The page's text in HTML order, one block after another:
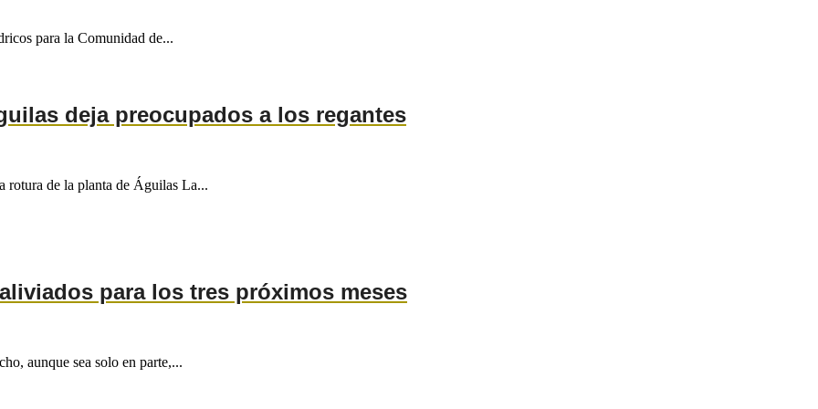
para la Comunidad de...
deja preocupados a los regantes
rotura de la planta de Águilas La...
para los tres próximos meses
aunque sea solo en parte,...